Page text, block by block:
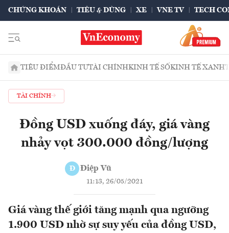
CHỨNG KHOÁN TIÊU & DÙNG XE VNE TV TECH
TIÊU ĐIỂMĐẦU TƯTÀI CHÍNHKINH TẾ SỐKINH TẾ XANH
TÀI CHÍNH
Đồng USD xuống đáy, giá vàng
nhảy vọt 300.000 đồng/lượng
Đ Điệp Vũ
11:13, 26/05/2021
Giá vàng thế giới tăng mạnh qua ngưỡng
1.900 USD nhờ sự suy yếu của đồng USD,